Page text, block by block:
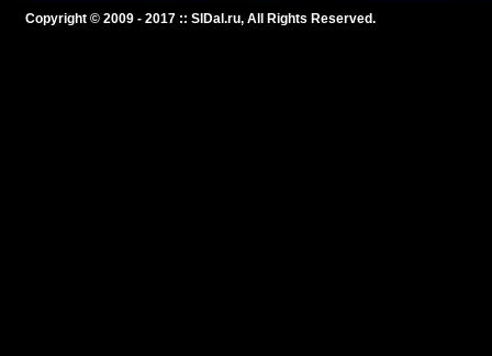
Copyright © 2009 - 2017 :: SlDal.ru, All Rights Reserved.